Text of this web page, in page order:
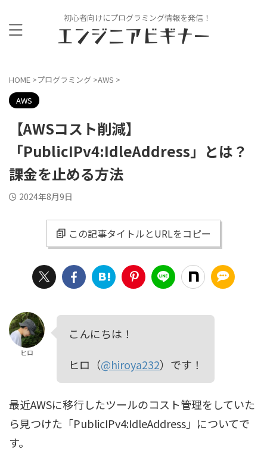
初心者向けにプログラミング情報を発信！
HOME >プログラミング >AWS >
AWS
【AWSコスト削減】
「PublicIPv4:IdleAddress」とは？
課金を止める方法
2024年8月9日
この記事タイトルとURLをコピー
ヒロ
こんにちは！
ヒロ（@hiroya232）です！
最近AWSに移行したツールのコスト管理をしていた
ら見つけた「PublicIPv4:IdleAddress」についてで
す。